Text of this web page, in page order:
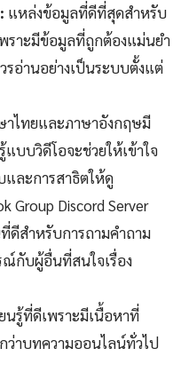
แหล่งข้อมูลที่ดีที่สุดสำหรับ
ราะมีข้อมูลที่ถูกต้องแม่นยำ
อ่านอย่างเป็นระบบตั้งแต่
าไทยและภาษาอังกฤษมี
แบบวิดีโอจะช่วยให้เข้าใจ
และการสาธิตให้ดู
Group Discord Server
ดีสำหรับการถามคำถาม
กับผู้อื่นที่สนใจเรื่อง
นรู้ที่ดีเพราะมีเนื้อหาที่
ว่าบทความออนไลน์ทั่วไป